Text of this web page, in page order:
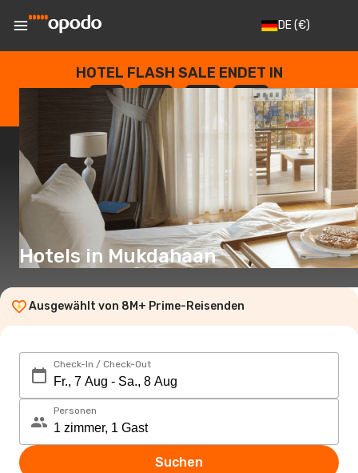
DE(€)
HOTEL FLASH SALE ENDET IN
--
TAGE
: --
STUNDEN
: --
SEKUNDEN
Hotels in Mukdahaan
Ausgewählt von 8M+ Prime-Reisenden
Check-In / Check-Out
Personen
Suchen